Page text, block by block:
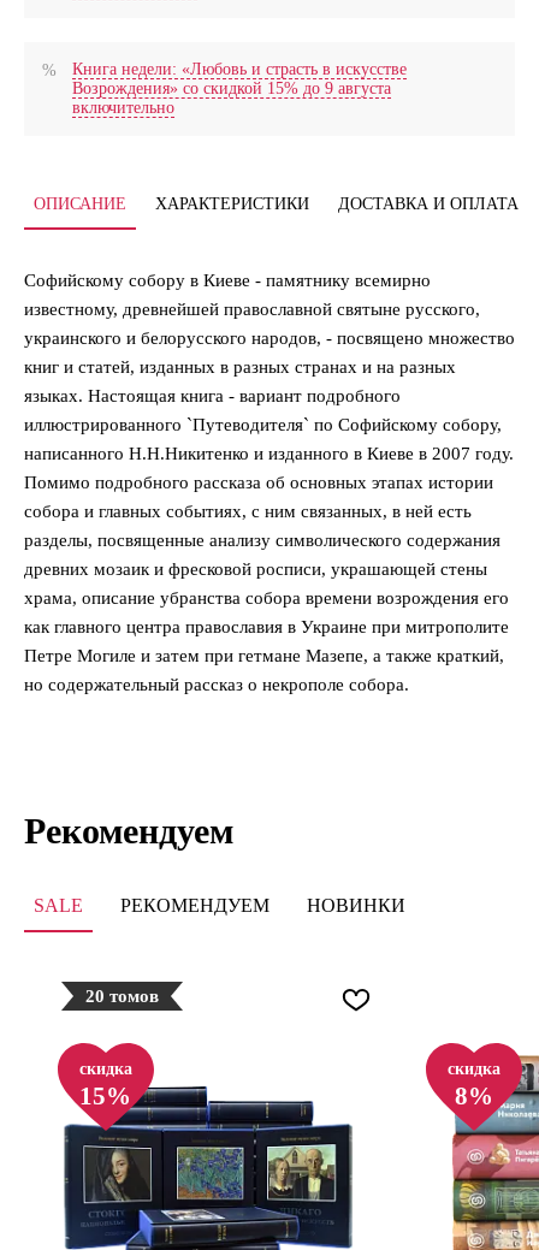
Книга недели: «Любовь и страсть в искусстве
Возрождения» со скидкой 15% до 9 августа
включительно
ОПИСАНИЕ ХАРАКТЕРИСТИКИ ДОСТАВКА И ОПЛАТА
Софийскому собору в Киеве - памятнику всемирно
известному, древнейшей православной святыне русского,
украинского и белорусского народов, - посвящено множество
книг и статей, изданных в разных странах и на разных
языках. Настоящая книга - вариант подробного
иллюстрированного `Путеводителя` по Софийскому собору,
написанного Н.Н.Никитенко и изданного в Киеве в 2007 году.
Помимо подробного рассказа об основных этапах истории
собора и главных событиях, с ним связанных, в ней есть
разделы, посвященные анализу символического содержания
древних мозаик и фресковой росписи, украшающей стены
храма, описание убранства собора времени возрождения его
как главного центра православия в Украине при митрополите
Петре Могиле и затем при гетмане Мазепе, а также краткий,
но содержательный рассказ о некрополе собора.
Рекомендуем
SALE РЕКОМЕНДУЕМ НОВИНКИ
20 томов
скидка
15%
скидка
8%